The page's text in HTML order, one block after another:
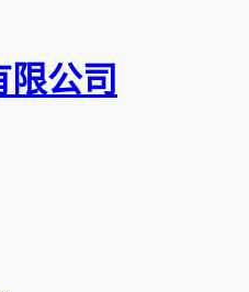
限公司